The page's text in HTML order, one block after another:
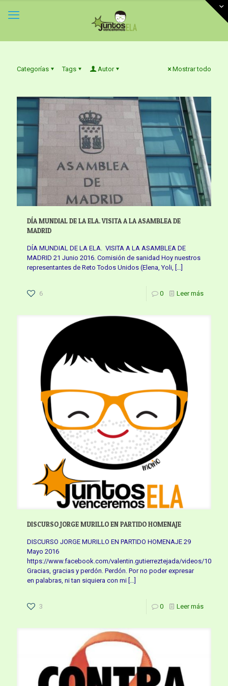
Categorías Tags Autor Mostrar todo
DÍA MUNDIAL DE LA ELA. VISITA A LA ASAMBLEA DE
MADRID
DÍA MUNDIAL DE LA ELA. VISITA A LA ASAMBLEA DE
MADRID 21 Junio 2016. Comisión de sanidad Hoy nuestros
representantes de Reto Todos Unidos (Elena, Yoli,
6 0 Leer más
DISCURSO JORGE MURILLO EN PARTIDO HOMENAJE
DISCURSO JORGE MURILLO EN PARTIDO HOMENAJE 29
Mayo 2016
https://www.facebook.com/valentin.gutierreztejada/videos/
Gracias, gracias y perdón. Perdón. Por no poder expresar
en palabras, ni tan siquiera con mi
3 0 Leer más